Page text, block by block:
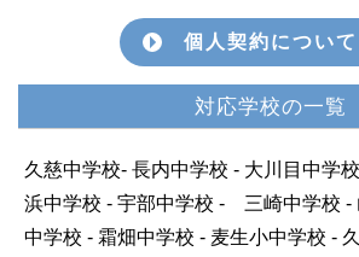
個人契約について
対応学校の一覧
久慈中学校- 長内中学校 - 大川目中学
浜中学校 - 宇部中学校 - 三崎中学校 -
中学校 - 霜畑中学校 - 麦生小中学校 -